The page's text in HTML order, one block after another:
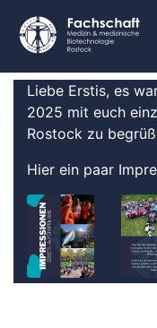
Liebe Erstis, es
2025 mit euch
Rostock zu
Hier ein paar